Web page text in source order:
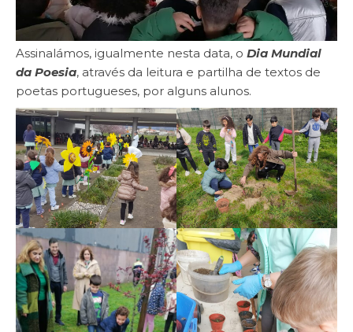
Assinalámos, igualmente nesta data, o Dia Mundial
da Poesia, através da leitura e partilha de textos de
poetas portugueses, por alguns alunos.